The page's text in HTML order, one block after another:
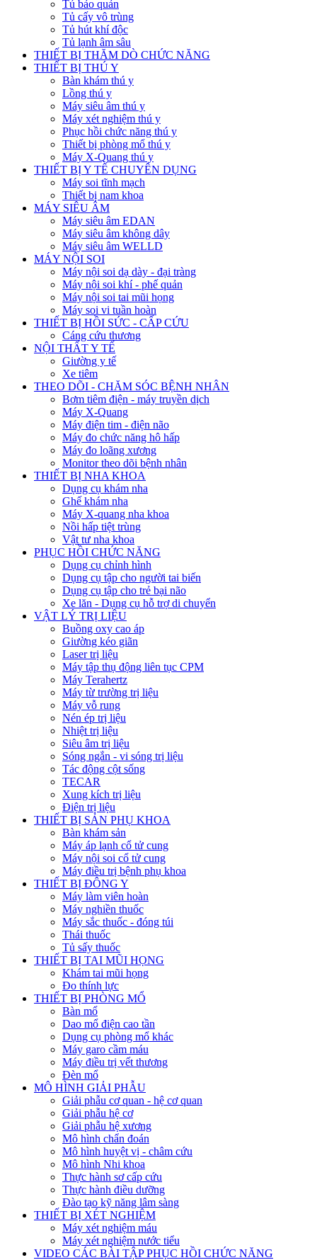
Tủ bảo quản
Tủ cấy vô trùng
Tủ hút khí độc
Tủ lạnh âm sâu
THIẾT BỊ THĂM DÒ CHỨC NĂNG
THIẾT BỊ THÚ Y
Bàn khám thú y
Lồng thú y
Máy siêu âm thú y
Máy xét nghiệm thú y
Phục hồi chức năng thú y
Thiết bị phòng mổ thú y
Máy X-Quang thú y
THIẾT BỊ Y TẾ CHUYÊN DỤNG
Máy soi tĩnh mạch
Thiết bị nam khoa
MÁY SIÊU ÂM
Máy siêu âm EDAN
Máy siêu âm không dây
Máy siêu âm WELLD
MÁY NỘI SOI
Máy nội soi dạ dày - đại tràng
Máy nội soi khí - phế quản
Máy nội soi tai mũi họng
Máy soi vi tuần hoàn
THIẾT BỊ HỒI SỨC - CẤP CỨU
Cáng cứu thương
NỘI THẤT Y TẾ
Giường y tế
Xe tiêm
THEO DÕI - CHĂM SÓC BỆNH NHÂN
Bơm tiêm điện - máy truyền dịch
Máy X-Quang
Máy điện tim - điện não
Máy đo chức năng hô hấp
Máy đo loãng xương
Monitor theo dõi bệnh nhân
THIẾT BỊ NHA KHOA
Dụng cụ khám nha
Ghế khám nha
Máy X-quang nha khoa
Nồi hấp tiệt trùng
Vật tư nha khoa
PHỤC HỒI CHỨC NĂNG
Dụng cụ chỉnh hình
Dụng cụ tập cho người tai biến
Dụng cụ tập cho trẻ bại não
Xe lăn - Dụng cụ hỗ trợ di chuyển
VẬT LÝ TRỊ LIỆU
Buồng oxy cao áp
Giường kéo giãn
Laser trị liệu
Máy tập thụ động liên tục CPM
Máy Terahertz
Máy từ trường trị liệu
Máy vỗ rung
Nén ép trị liệu
Nhiệt trị liệu
Siêu âm trị liệu
Sóng ngắn - vi sóng trị liệu
Tác động cột sống
TECAR
Xung kích trị liệu
Điện trị liệu
THIẾT BỊ SẢN PHỤ KHOA
Bàn khám sản
Máy áp lạnh cổ tử cung
Máy nội soi cổ tử cung
Máy điều trị bệnh phụ khoa
THIẾT BỊ ĐÔNG Y
Máy làm viên hoàn
Máy nghiền thuốc
Máy sắc thuốc - đóng túi
Thái thuốc
Tủ sấy thuốc
THIẾT BỊ TAI MŨI HỌNG
Khám tai mũi họng
Đo thính lực
THIẾT BỊ PHÒNG MỔ
Bàn mổ
Dao mổ điện cao tần
Dụng cụ phòng mổ khác
Máy garo cầm máu
Máy điều trị vết thương
Đèn mổ
MÔ HÌNH GIẢI PHẪU
Giải phẫu cơ quan - hệ cơ quan
Giải phẫu hệ cơ
Giải phẫu hệ xương
Mô hình chẩn đoán
Mô hình huyệt vị - châm cứu
Mô hình Nhi khoa
Thực hành sơ cấp cứu
Thực hành điều dưỡng
Đào tạo kỹ năng lâm sàng
THIẾT BỊ XÉT NGHIỆM
Máy xét nghiệm máu
Máy xét nghiệm nước tiểu
VIDEO CÁC BÀI TẬP PHỤC HỒI CHỨC NĂNG